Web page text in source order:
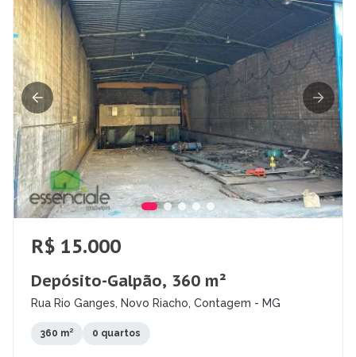
R$ 15.000
Depósito-Galpão, 360 m²
Rua Rio Ganges, Novo Riacho, Contagem - MG
360 m² 0 quartos